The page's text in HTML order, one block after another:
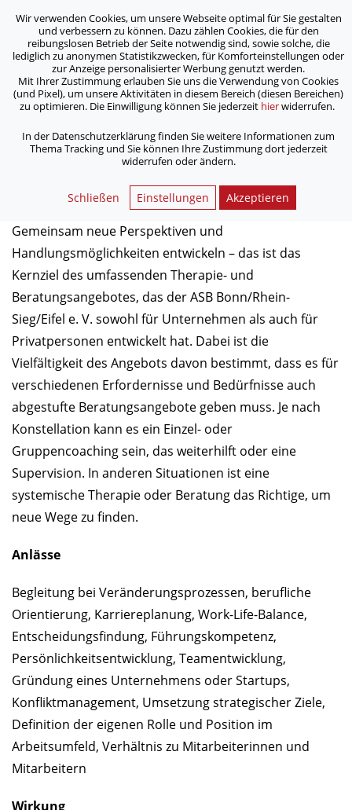
ASB Bonn/Rhein-Sieg/Eifel e.V.
bewegt Menschen
Business Coaching
Home / Dienstleistungen / Individuelle Beratung /
Business Coaching
Business Coaching
Gemeinsam neue Perspektiven und
Handlungsmöglichkeiten entwickeln – das ist das
Kernziel des umfassenden Therapie- und
Beratungsangebotes, das der ASB Bonn/Rhein-
Sieg/Eifel e. V. sowohl für Unternehmen als auch für
Privatpersonen entwickelt hat. Dabei ist die
Vielfältigkeit des Angebots davon bestimmt, dass es für
verschiedenen Erfordernisse und Bedürfnisse auch
abgestufte Beratungsangebote geben muss. Je nach
Konstellation kann es ein Einzel- oder
Gruppencoaching sein, das weiterhilft oder eine
Supervision. In anderen Situationen ist eine
systemische Therapie oder Beratung das Richtige, um
neue Wege zu finden.
Anlässe
Begleitung bei Veränderungsprozessen, berufliche
Orientierung, Karriereplanung, Work-Life-Balance,
Entscheidungsfindung, Führungskompetenz,
Persönlichkeitsentwicklung, Teamentwicklung,
Gründung eines Unternehmens oder Startups,
Konfliktmanagement, Umsetzung strategischer Ziele,
Definition der eigenen Rolle und Position im
Arbeitsumfeld, Verhältnis zu Mitarbeiterinnen und
Mitarbeitern
Wirkung
Wir verwenden Cookies, um unsere Webseite optimal für Sie gestalten
und verbessern zu können. Dazu zählen Cookies, die für den
reibungslosen Betrieb der Seite notwendig sind, sowie solche, die
lediglich zu anonymen Statistikzwecken, für Komforteinstellungen oder
zur Anzeige personalisierter Werbung genutzt werden.
Mit Ihrer Zustimmung erlauben Sie uns die Verwendung von Cookies
(und Pixel), um unsere Aktivitäten in diesem Bereich (diesen Bereichen)
zu optimieren. Die Einwilligung können Sie jederzeit hierwiderrufen.
In der Datenschutzerklärung finden Sie weitere Informationen zum
Thema Tracking und Sie können Ihre Zustimmung dort jederzeit
widerrufen oder ändern.
Schließen Einstellungen Akzeptieren